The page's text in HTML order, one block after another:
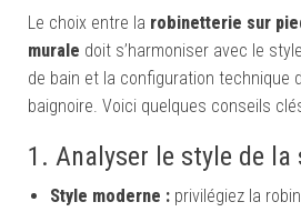
Le choix entre la robinetterie sur
murale doit s’harmoniser avec le
de bain et la configuration technique
baignoire. Voici quelques conseils
1. Analyser le style de la
Style moderne : privilégiez la